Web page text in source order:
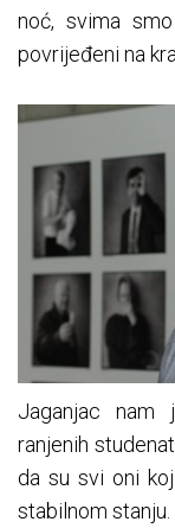
noć, svima
povrijeđeni na
Jaganjac nam
ranjenih
da su svi oni
stabilnom stanju.